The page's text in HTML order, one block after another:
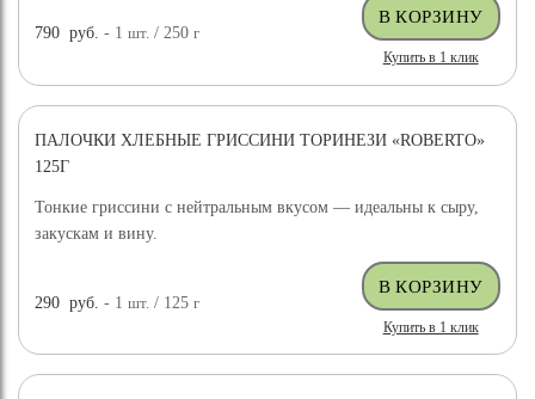
790 руб. - 1шт. / 250г
Купить в 1 клик
ПАЛОЧКИ ХЛЕБНЫЕ ГРИССИНИ ТОРИНЕЗИ «ROBERTO»
125Г
Тонкие гриссини с нейтральным вкусом — идеальны к сыру,
закускам и вину.
290 руб. - 1шт. / 125г
Купить в 1 клик